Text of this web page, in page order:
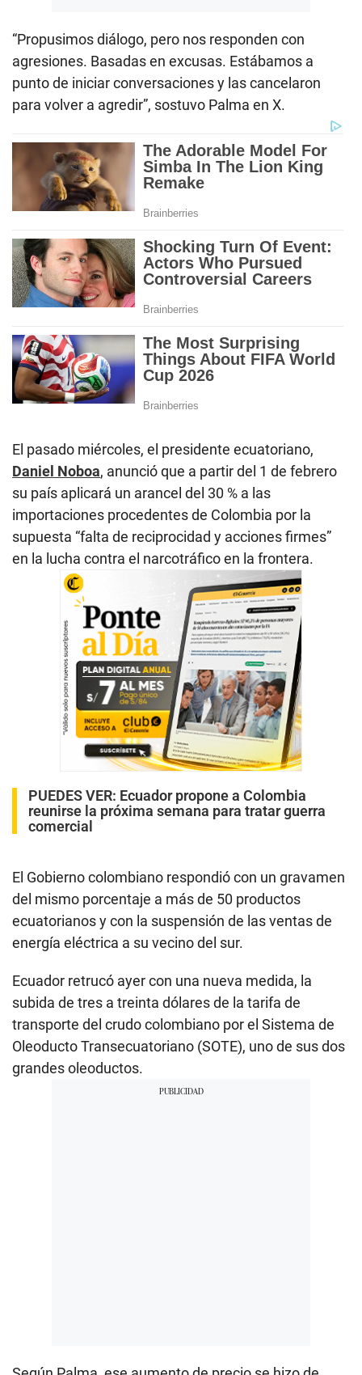
“Propusimos diálogo, pero nos responden con
agresiones. Basadas en excusas. Estábamos a
punto de iniciar conversaciones y las cancelaron
para volver a agredir”, sostuvo Palma en X.
El pasado miércoles, el presidente ecuatoriano,
Daniel Noboa, anunció que a partir del 1 de febrero
su país aplicará un arancel del 30 % a las
importaciones procedentes de Colombia por la
supuesta “falta de reciprocidad y acciones firmes”
en la lucha contra el narcotráfico en la frontera.
PUEDES VER: Ecuador propone a Colombia
reunirse la próxima semana para tratar guerra
comercial
El Gobierno colombiano respondió con un gravamen
del mismo porcentaje a más de 50 productos
ecuatorianos y con la suspensión de las ventas de
energía eléctrica a su vecino del sur.
Ecuador retrucó ayer con una nueva medida, la
subida de tres a treinta dólares de la tarifa de
transporte del crudo colombiano por el Sistema de
Oleoducto Transecuatoriano (SOTE), uno de sus dos
grandes oleoductos.